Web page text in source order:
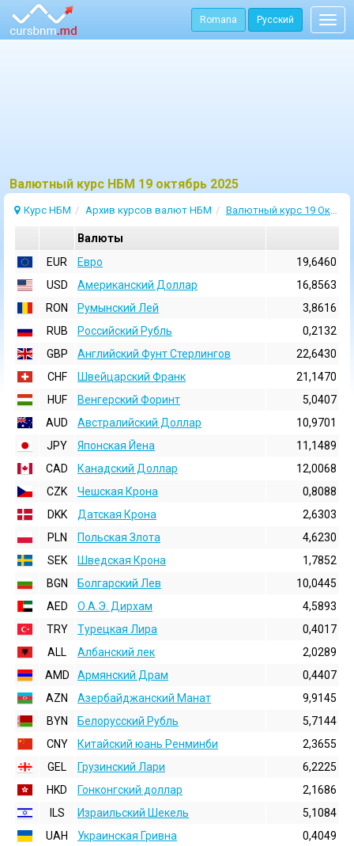
Romana Русский
Bалютный курс НБМ 19 октябрь 2025
Курс НБМ Архив курсов валют НБМ Валютный курс 19 Октябрь 2025
Валюты
EUR
Евро
19,6460
USD
Aмериканский Доллар
16,8563
RON
Румынский Лей
3,8616
RUB
Российский Рубль
0,2132
GBP
Английский Фунт Стерлингов
22,6430
CHF
Швейцарский Франк
21,1470
HUF
Венгерский Форинт
5,0407
AUD
Австралийский Доллар
10,9701
JPY
Японская Йена
11,1489
CAD
Канадский Доллар
12,0068
CZK
Чешская Крона
0,8088
DKK
Датская Крона
2,6303
PLN
Польская Злота
4,6230
SEK
Шведская Крона
1,7852
BGN
Болгарский Лев
10,0445
AED
О.А.Э. Дирхам
4,5893
TRY
Турецкая Лира
0,4017
ALL
Албанский лек
2,0289
AMD
Армянский Драм
0,4407
AZN
Азербайджанский Манат
9,9145
BYN
Белорусский Рубль
5,7144
CNY
Китайский юань Ренминби
2,3655
GEL
Грузинский Лари
6,2225
HKD
Гонконгский доллаp
2,1686
ILS
Израильский Шекель
5,1084
UAH
Украинская Гривна
0,4049